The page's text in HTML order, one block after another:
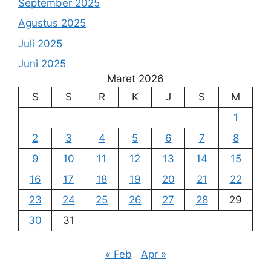
September 2025
Agustus 2025
Juli 2025
Juni 2025
Maret 2026
S
S R K J S
M
1
2
3 4 5 6 7
8
9
10 11 12 13 14
15
16
17 18 19 20 21
22
23
24 25 26 27 28
29
30
31
« Feb Apr »